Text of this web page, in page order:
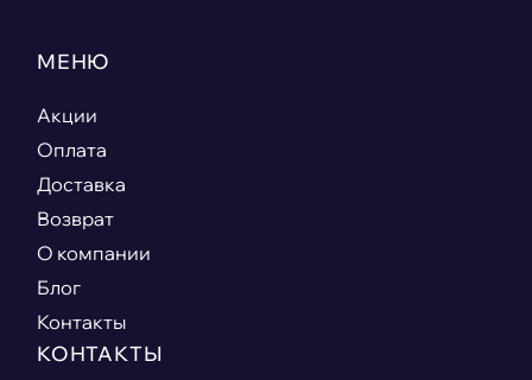
МЕНЮ
Акции
Оплата
Доставка
Возврат
О компании
Блог
Контакты
КОНТАКТЫ